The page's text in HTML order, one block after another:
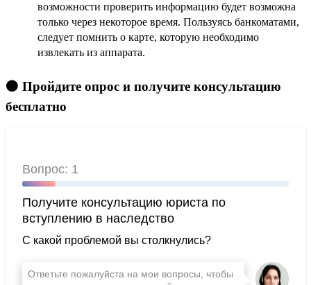
возможности проверить информацию будет возможна
только через некоторое время. Пользуясь банкоматами,
следует помнить о карте, которую необходимо
извлекать из аппарата.
🟠 Пройдите опрос и получите консультацию
бесплатно